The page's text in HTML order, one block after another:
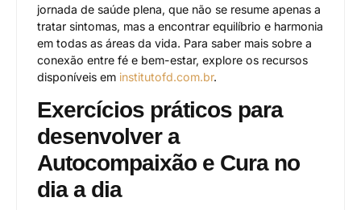
jornada de saúde plena, que não se resume apenas a
tratar sintomas, mas a encontrar equilíbrio e harmonia
em todas as áreas da vida. Para saber mais sobre a
conexão entre fé e bem-estar, explore os recursos
disponíveis em institutofd.com.br.
Exercícios práticos para
desenvolver a
Autocompaixão e Cura no
dia a dia